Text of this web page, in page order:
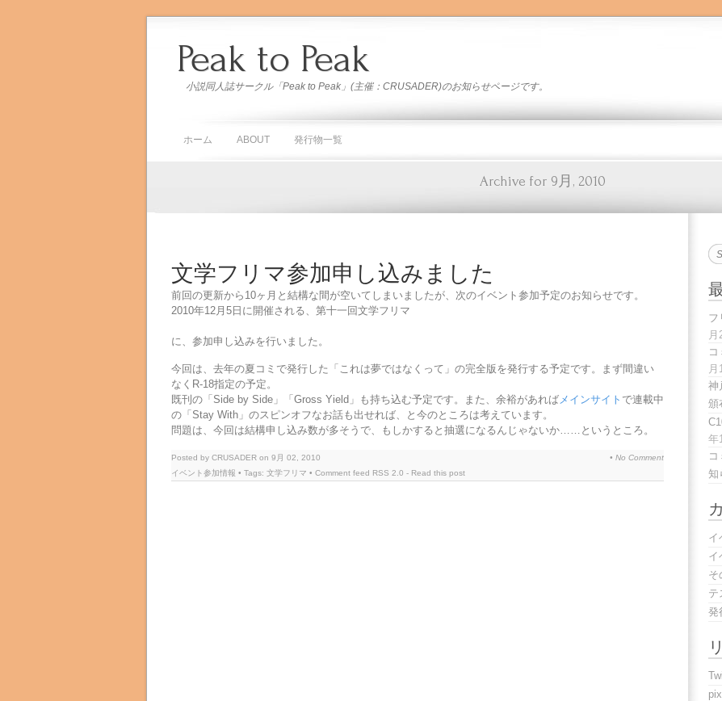
Peak to Peak
小説同人誌サークル「Peak to Peak」(主催：CRUSADER)のお知らせページです。
ホーム ABOUT 発行物一覧
Archive for 9月, 2010
文学フリマ参加申し込みました
前回の更新から10ヶ月と結構な間が空いてしまいましたが、次のイベント参加予定のお知らせです。
2010年12月5日に開催される、第十一回文学フリマ
に、参加申し込みを行いました。
今回は、去年の夏コミで発行した「これは夢ではなくって」の完全版を発行する予定です。まず間違い
なくR-18指定の予定。
既刊の「Side by Side」「Gross Yield」も持ち込む予定です。また、余裕があればメインサイト で連載中
の「Stay With」のスピンオフなお話も出せれば、と今のところは考えています。
問題は、今回は結構申し込み数が多そうで、もしかすると抽選になるんじゃないか……というところ。
Posted by CRUSADER on 9月 02, 2010
イベント参加情報 • Tags: 文学フリマ • Comment feed RSS 2.0 - Read this post
• No Comment
フ
月
コ
月
神
頒
年
知
イ
イ
そ
テ
発